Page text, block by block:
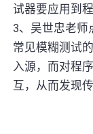
试器要应用到
3、吴世忠老师
常见模糊测试
入源，而对程
互，从而发现